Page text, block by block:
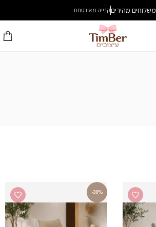
משלוחים מהיריםקנייה מאובטחת
-30%